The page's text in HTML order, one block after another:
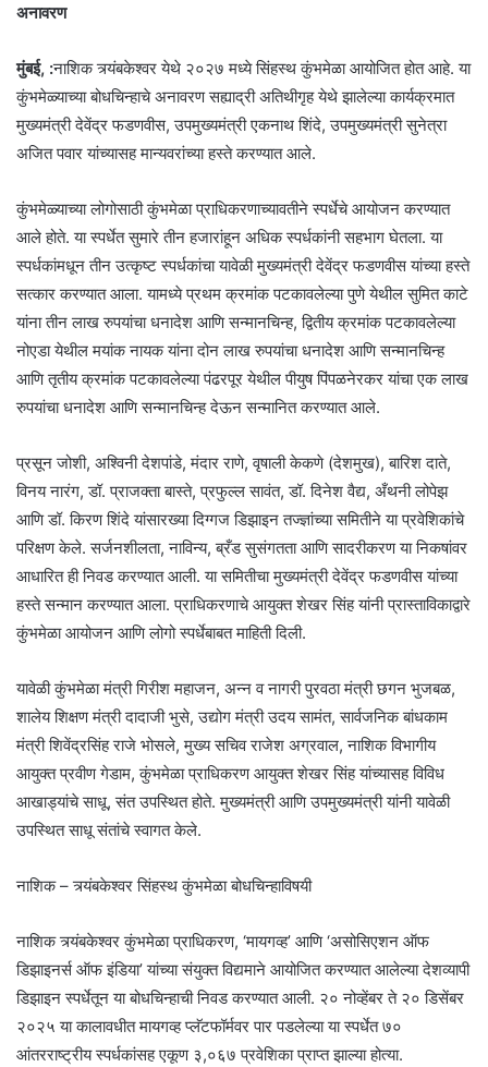
अनावरण
मुंबई, :नाशिक त्र्यंबकेश्वर येथे २०२७ मध्ये सिंहस्थ कुंभमेळा आयोजित होत आहे. या
कुंभमेळ्याच्या बोधचिन्हाचे अनावरण सह्याद्री अतिथीगृह येथे झालेल्या कार्यक्रमात
मुख्यमंत्री देवेंद्र फडणवीस, उपमुख्यमंत्री एकनाथ शिंदे, उपमुख्यमंत्री सुनेत्रा
अजित पवार यांच्यासह मान्यवरांच्या हस्ते करण्यात आले.
कुंभमेळ्याच्या लोगोसाठी कुंभमेळा प्राधिकरणाच्यावतीने स्पर्धेचे आयोजन करण्यात
आले होते. या स्पर्धेत सुमारे तीन हजारांहून अधिक स्पर्धकांनी सहभाग घेतला. या
स्पर्धकांमधून तीन उत्कृष्ट स्पर्धकांचा यावेळी मुख्यमंत्री देवेंद्र फडणवीस यांच्या हस्ते
सत्कार करण्यात आला. यामध्ये प्रथम क्रमांक पटकावलेल्या पुणे येथील सुमित काटे
यांना तीन लाख रुपयांचा धनादेश आणि सन्मानचिन्ह, द्वितीय क्रमांक पटकावलेल्या
नोएडा येथील मयांक नायक यांना दोन लाख रुपयांचा धनादेश आणि सन्मानचिन्ह
आणि तृतीय क्रमांक पटकावलेल्या पंढरपूर येथील पीयुष पिंपळनेरकर यांचा एक लाख
रुपयांचा धनादेश आणि सन्मानचिन्ह देऊन सन्मानित करण्यात आले.
प्रसून जोशी, अश्विनी देशपांडे, मंदार राणे, वृषाली केकणे (देशमुख), बारिश दाते,
विनय नारंग, डॉ. प्राजक्ता बास्ते, प्रफुल्ल सावंत, डॉ. दिनेश वैद्य, अँथनी लोपेझ
आणि डॉ. किरण शिंदे यांसारख्या दिग्गज डिझाइन तज्ज्ञांच्या समितीने या प्रवेशिकांचे
परिक्षण केले. सर्जनशीलता, नाविन्य, ब्रँड सुसंगतता आणि सादरीकरण या निकषांवर
आधारित ही निवड करण्यात आली. या समितीचा मुख्यमंत्री देवेंद्र फडणवीस यांच्या
हस्ते सन्मान करण्यात आला. प्राधिकरणाचे आयुक्त शेखर सिंह यांनी प्रास्ताविकाद्वारे
कुंभमेळा आयोजन आणि लोगो स्पर्धेबाबत माहिती दिली.
यावेळी कुंभमेळा मंत्री गिरीश महाजन, अन्न व नागरी पुरवठा मंत्री छगन भुजबळ,
शालेय शिक्षण मंत्री दादाजी भुसे, उद्योग मंत्री उदय सामंत, सार्वजनिक बांधकाम
मंत्री शिवेंद्रसिंह राजे भोसले, मुख्य सचिव राजेश अग्रवाल, नाशिक विभागीय
आयुक्त प्रवीण गेडाम, कुंभमेळा प्राधिकरण आयुक्त शेखर सिंह यांच्यासह विविध
आखाड्यांचे साधू, संत उपस्थित होते. मुख्यमंत्री आणि उपमुख्यमंत्री यांनी यावेळी
उपस्थित साधू संतांचे स्वागत केले.
नाशिक – त्र्यंबकेश्वर सिंहस्थ कुंभमेळा बोधचिन्हाविषयी
नाशिक त्र्यंबकेश्वर कुंभमेळा प्राधिकरण, ‘मायगव्ह’ आणि ‘असोसिएशन ऑफ
डिझाइनर्स ऑफ इंडिया’ यांच्या संयुक्त विद्यमाने आयोजित करण्यात आलेल्या देशव्यापी
डिझाइन स्पर्धेतून या बोधचिन्हाची निवड करण्यात आली. २० नोव्हेंबर ते २० डिसेंबर
२०२५ या कालावधीत मायगव्ह प्लॅटफॉर्मवर पार पडलेल्या या स्पर्धेत ७०
आंतरराष्ट्रीय स्पर्धकांसह एकूण ३,०६७ प्रवेशिका प्राप्त झाल्या होत्या.